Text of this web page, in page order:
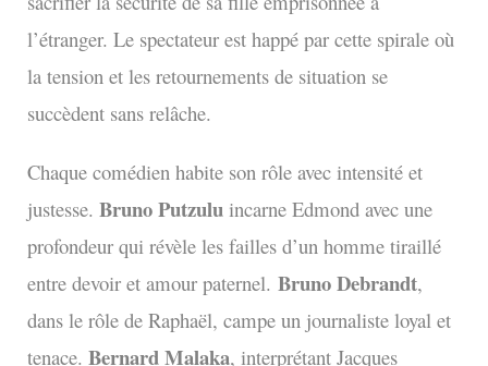
l’étranger. Le spectateur est happé par cette spirale où
la tension et les retournements de situation se
succèdent sans relâche.
Chaque comédien habite son rôle avec intensité et
justesse. Bruno Putzulu incarne Edmond avec une
profondeur qui révèle les failles d’un homme tiraillé
entre devoir et amour paternel. Bruno Debrandt,
dans le rôle de Raphaël, campe un journaliste loyal et
tenace. Bernard Malaka, interprétant Jacques